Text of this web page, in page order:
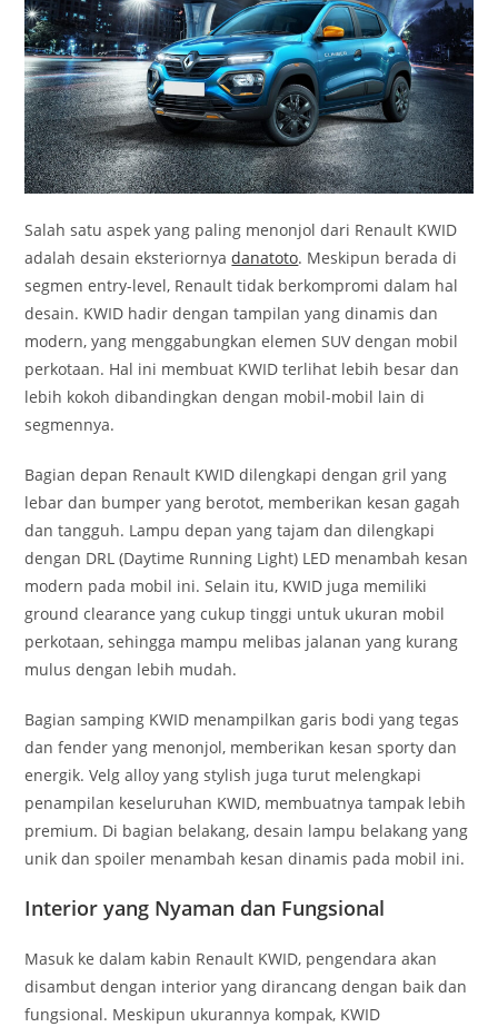
Salah satu aspek yang paling menonjol dari Renault KWID
adalah desain eksteriornyadanatoto. Meskipun berada di
segmen entry-level, Renault tidak berkompromi dalam hal
desain. KWID hadir dengan tampilan yang dinamis dan
modern, yang menggabungkan elemen SUV dengan mobil
perkotaan. Hal ini membuat KWID terlihat lebih besar dan
lebih kokoh dibandingkan dengan mobil-mobil lain di
segmennya.
Bagian depan Renault KWID dilengkapi dengan gril yang
lebar dan bumper yang berotot, memberikan kesan gagah
dan tangguh. Lampu depan yang tajam dan dilengkapi
dengan DRL (Daytime Running Light) LED menambah kesan
modern pada mobil ini. Selain itu, KWID juga memiliki
ground clearance yang cukup tinggi untuk ukuran mobil
perkotaan, sehingga mampu melibas jalanan yang kurang
mulus dengan lebih mudah.
Bagian samping KWID menampilkan garis bodi yang tegas
dan fender yang menonjol, memberikan kesan sporty dan
energik. Velg alloy yang stylish juga turut melengkapi
penampilan keseluruhan KWID, membuatnya tampak lebih
premium. Di bagian belakang, desain lampu belakang yang
unik dan spoiler menambah kesan dinamis pada mobil ini.
Interior yang Nyaman dan Fungsional
Masuk ke dalam kabin Renault KWID, pengendara akan
disambut dengan interior yang dirancang dengan baik dan
fungsional. Meskipun ukurannya kompak, KWID